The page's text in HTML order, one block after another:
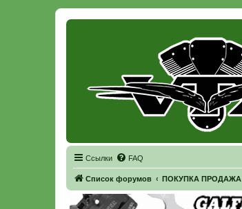
Ссылки FAQ
Список форумов ПОКУПКА ПРОДАЖА